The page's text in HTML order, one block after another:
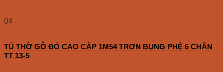
0₫
TỦ THỜ GỖ ĐỎ CAO CẤP 1M54 TRƠN BỤNG PHỆ 6 CHÂN
TT 13-5